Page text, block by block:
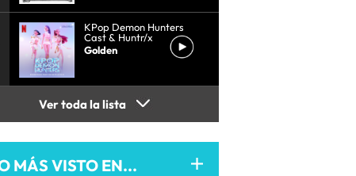
KPop Demon Hunters
Cast & Huntr/x
Golden
Ver toda la lista
MÁS VISTO EN...